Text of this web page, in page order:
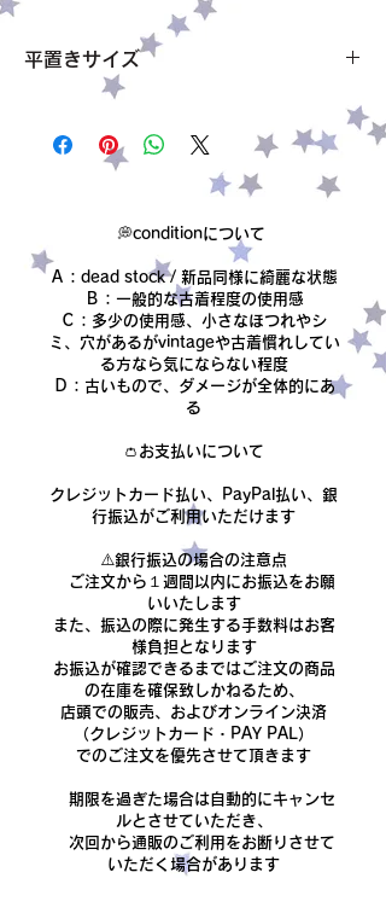
平置きサイズ
バスト・身幅 49cm
サイズ Lくらい、ゆったりサイズ
made in England
肩の部分にほつれ
他にもほつれてるところがあるかもしれませ
んが、見つけられませんでした
💭conditionについて
Ａ：dead stock / 新品同様に綺麗な状態
Ｂ：一般的な古着程度の使用感
Ｃ：多少の使用感、小さなほつれやシ
ミ、穴があるがvintageや古着慣れしてい
る方なら気にならない程度
Ｄ：古いもので、ダメージが全体的にあ
る​
👛お支払いについて
クレジットカード払い、PayPal払い、銀
行振込がご利用いただけます
​⚠️銀行振込の場合の注意点
ご注文から１週間以内にお振込をお願
いいたします
また、振込の際に発生する手数料はお客
様負担となります
​お振込が確認できるまではご注文の商品
の在庫を確保致しかねるため、
店頭での販売、およびオンライン決済
（クレジットカード・PAY PAL）
でのご注文を優先させて頂きます
期限を過ぎた場合は自動的にキャンセ
ルとさせていただき、
次回から通販のご利用をお断りさせて
いただく場合があります